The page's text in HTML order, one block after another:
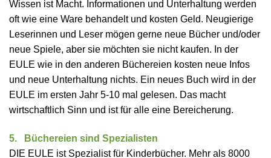
Wissen ist Macht. Informationen und Unterhaltung werden
oft wie eine Ware behandelt und kosten Geld. Neugierige
Leserinnen und Leser mögen gerne neue Bücher und/oder
neue Spiele, aber sie möchten sie nicht kaufen. In der
EULE wie in den anderen Büchereien kosten neue Infos
und neue Unterhaltung nichts. Ein neues Buch wird in der
EULE im ersten Jahr 5-10 mal gelesen. Das macht
wirtschaftlich Sinn und ist für alle eine Bereicherung.
5. Büchereien sind Spezialisten
DIE EULE ist Spezialist für Kinderbücher. Mehr als 8000